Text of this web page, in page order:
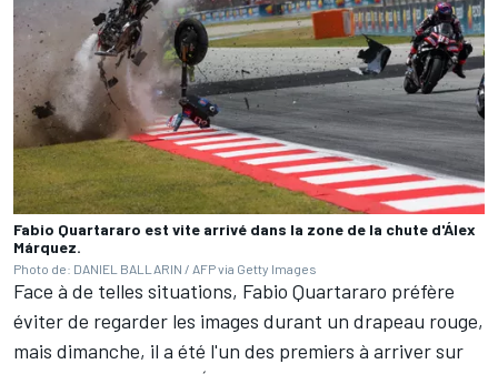
Fabio Quartararo est vite arrivé dans la zone de la chute d'Álex
Márquez.
Photo de: DANIEL BALLARIN / AFP via Getty Images
Face à de telles situations, Fabio Quartararo préfère
éviter de regarder les images durant un drapeau rouge,
mais dimanche, il a été l'un des premiers à arriver sur